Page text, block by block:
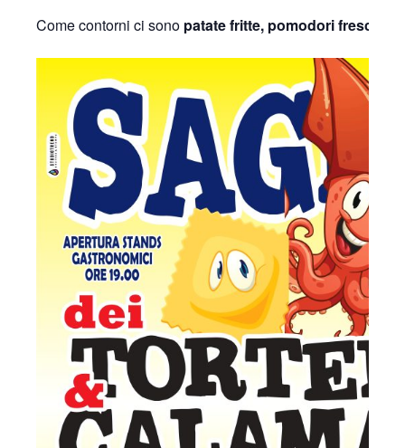
Come contorni ci sono patate fritte, pomodori freschi e